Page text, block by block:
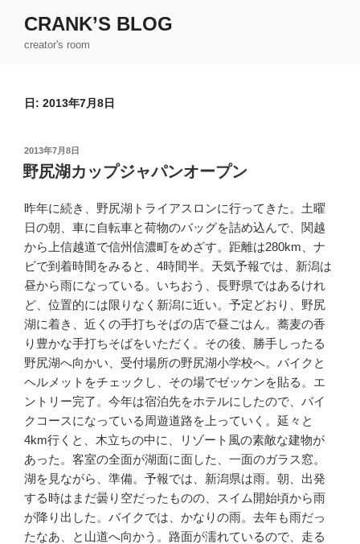
CRANK’S BLOG
creator's room
日: 2013年7月8日
投
稿
日:
2013年7月8日
野尻湖カップジャパンオープン
昨年に続き、野尻湖トライアスロンに行ってきた。土曜
日の朝、車に自転車と荷物のバッグを詰め込んで、関越
から上信越道で信州信濃町をめざす。距離は280km、ナ
ビで到着時間をみると、4時間半。天気予報では、新潟は
昼から雨になっている。いちおう、長野県ではあるけれ
ど、位置的には限りなく新潟に近い。予定どおり、野尻
湖に着き、近くの手打ちそばの店で昼ごはん。蕎麦の香
り豊かな手打ちそばをいただく。その後、勝手しったる
野尻湖へ向かい、受付場所の野尻湖小学校へ。バイクと
ヘルメットをチェックし、その場でゼッケンを貼る。エ
ントリー完了。今年は宿泊先をホテルにしたので、バイ
クコースになっている周遊道路を上っていく。延々と
4km行くと、木立ちの中に、リゾート風の素敵な建物が
あった。客室の全面が湖面に面した、一面のガラス窓。
湖を見ながら、準備。予報では、新潟県は雨。朝、出発
する時はまだ曇り空だったものの、スイム開始頃から雨
が降り出した。バイクでは、かなりの雨。去年も雨だっ
たなあ、と山道へ向かう。路面が濡れているので、走る